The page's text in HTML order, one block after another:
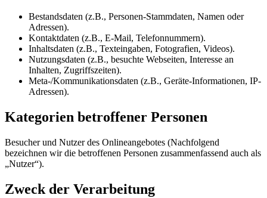
Bestandsdaten (z.B., Personen-Stammdaten, Namen oder
Adressen).
Kontaktdaten (z.B., E-Mail, Telefonnummern).
Inhaltsdaten (z.B., Texteingaben, Fotografien, Videos).
Nutzungsdaten (z.B., besuchte Webseiten, Interesse an
Inhalten, Zugriffszeiten).
Meta-/Kommunikationsdaten (z.B., Geräte-Informationen, IP-
Adressen).
Kategorien betroffener Personen
Besucher und Nutzer des Onlineangebotes (Nachfolgend
bezeichnen wir die betroffenen Personen zusammenfassend auch als
„Nutzer“).
Zweck der Verarbeitung